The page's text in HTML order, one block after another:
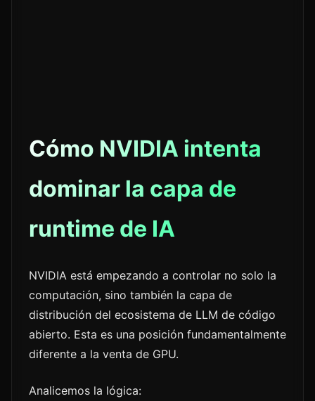
Cómo NVIDIA intenta
dominar la capa de
runtime de IA
NVIDIA está empezando a controlar no solo la
computación, sino también la capa de
distribución del ecosistema de LLM de código
abierto. Esta es una posición fundamentalmente
diferente a la venta de GPU.
Analicemos la lógica: